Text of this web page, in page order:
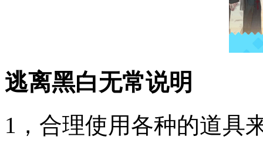
逃离黑白无常说明
1，合理使用各种的道具